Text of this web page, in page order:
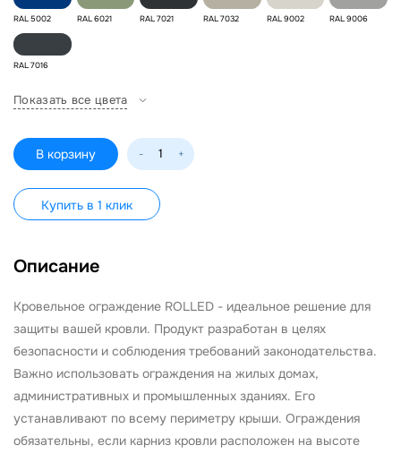
RAL 5002 RAL 6021 RAL 7021 RAL 7032 RAL 9002 RAL 9006
RAL 7016
Показать все цвета
В корзину - +
Купить в 1 клик
Описание
Кровельное ограждение ROLLED - идеальное решение для
защиты вашей кровли. Продукт разработан в целях
безопасности и соблюдения требований законодательства.
Важно использовать ограждения на жилых домах,
административных и промышленных зданиях. Его
устанавливают по всему периметру крыши. Ограждения
обязательны, если карниз кровли расположен на высоте